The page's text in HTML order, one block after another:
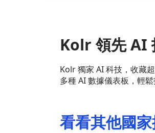
Kolr 領先 AI
Kolr 獨家 AI 科技，收藏
多種 AI 數據儀表板，輕鬆
看看其他國